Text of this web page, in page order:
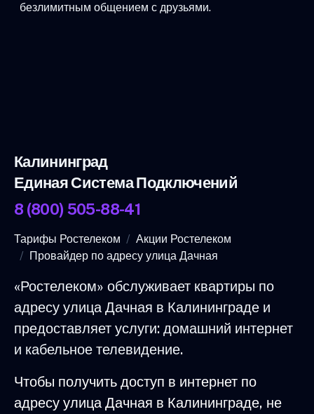
безлимитным общением с друзьями.
Калининград
Единая Система Подключений
8 (800) 505-88-41
Тарифы Ростелеком
Акции Ростелеком
Провайдер по адресу улица Дачная
«Ростелеком» обслуживает квартиры по
адресу улица Дачная в Калининграде и
предоставляет услуги: домашний интернет
и кабельное телевидение.
Чтобы получить доступ в интернет по
адресу улица Дачная в Калининграде, не